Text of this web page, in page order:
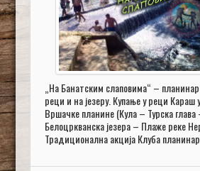
„На Банатским слаповима“ –
реци и на језеру. Купање у реци Караш
Вршачке планине (Кула – Турска
Белоцркванска језера – Плаже реке
Традиционална акција Клуба